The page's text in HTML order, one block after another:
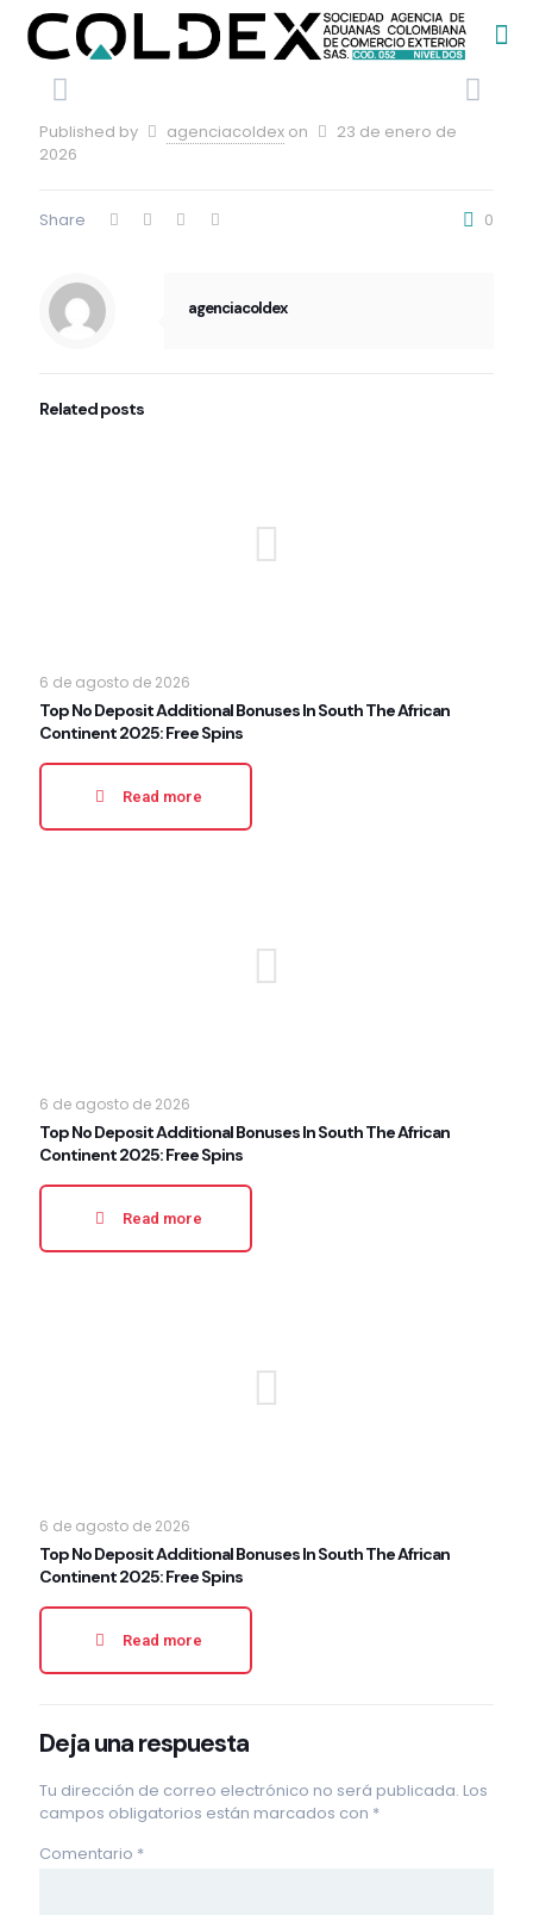
Published by agenciacoldex on
23 de enero de
2026
Share 0
agenciacoldex
Related posts
6 de agosto de 2026
Top No Deposit Additional Bonuses In South The African
Continent 2025: Free Spins
Read more
6 de agosto de 2026
Top No Deposit Additional Bonuses In South The African
Continent 2025: Free Spins
Read more
6 de agosto de 2026
Top No Deposit Additional Bonuses In South The African
Continent 2025: Free Spins
Read more
Deja una respuesta
Tu dirección de correo electrónico no será publicada. Los
campos obligatorios están marcados con *
Comentario *